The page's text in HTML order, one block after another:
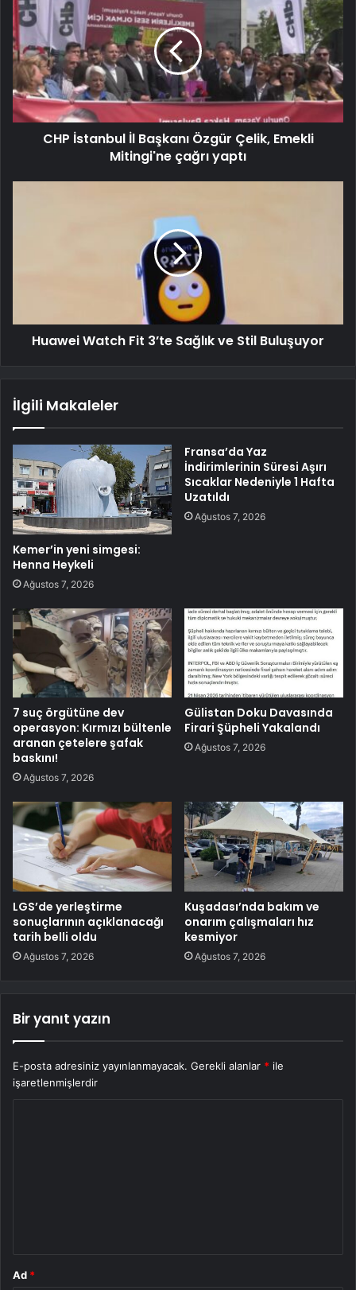
CHP İstanbul İl Başkanı Özgür Çelik, Emekli
Mitingi'ne çağrı yaptı
Huawei Watch Fit 3’te Sağlık ve Stil Buluşuyor
İlgili Makaleler
Kemer’in yeni simgesi:
Henna Heykeli
Ağustos 7, 2026
Fransa’da Yaz
İndirimlerinin Süresi Aşırı
Sıcaklar Nedeniyle 1 Hafta
Uzatıldı
Ağustos 7, 2026
7 suç örgütüne dev
operasyon: Kırmızı bültenle
aranan çetelere şafak
baskını!
Ağustos 7, 2026
Gülistan Doku Davasında
Firari Şüpheli Yakalandı
Ağustos 7, 2026
LGS’de yerleştirme
sonuçlarının açıklanacağı
tarih belli oldu
Ağustos 7, 2026
Kuşadası’nda bakım ve
onarım çalışmaları hız
kesmiyor
Ağustos 7, 2026
Bir yanıt yazın
E-posta adresiniz yayınlanmayacak. Gerekli alanlar * ile
işaretlenmişlerdir
Ad *